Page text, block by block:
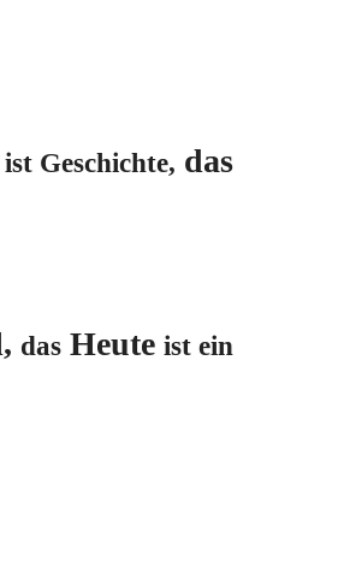
ist Geschichte, das
das Heute ist ein